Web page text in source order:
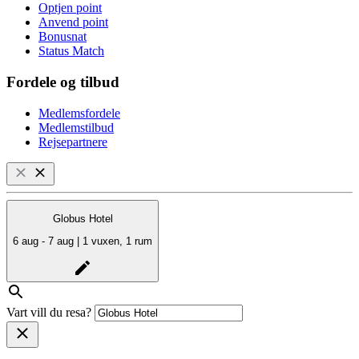
Optjen point
Anvend point
Bonusnat
Status Match
Fordele og tilbud
Medlemsfordele
Medlemstilbud
Rejsepartnere
Globus Hotel
6 aug - 7 aug | 1 vuxen, 1 rum
Vart vill du resa?